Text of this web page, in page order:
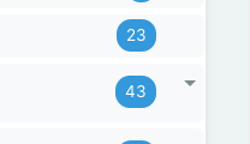
23
43